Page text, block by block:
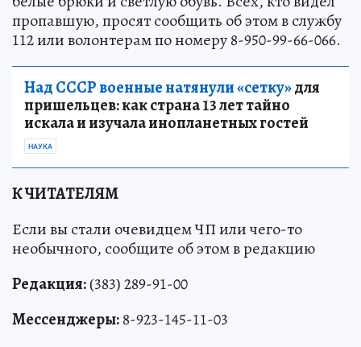
пропавшую, просят сообщить об этом в службу
112 или волонтерам по номеру 8-950-99-66-066.
Над СССР военные натянули «сетку»для
пришельцев: как страна 13 лет тайно
искала и изучала инопланетных гостей
НАУКА
К ЧИТАТЕЛЯМ
Если вы стали очевидцем ЧП или чего-то
необычного, сообщите об этом в редакцию
Редакция:(383) 289-91-00
Мессенджеры:8-923-145-11-03